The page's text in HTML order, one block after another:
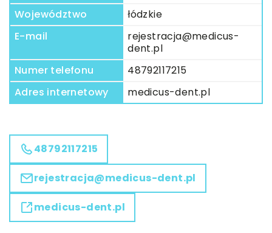
Województwo
łódzkie
E-mail
rejestracja@medicus-
dent.pl
Numer telefonu
48792117215
Adres internetowy
medicus-dent.pl
48792117215
rejestracja@medicus-dent.pl
medicus-dent.pl